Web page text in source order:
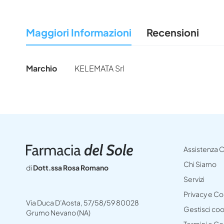
galleria
di
Maggiori Informazioni
Maggiori
Marchio KELEMATA Srl
Recensioni
di Dott.ssa Rosa Romano
Via Duca D’Aosta, 57/58/59 80028
Grumo Nevano (NA)
Assistenza
Chi Siamo
Servizi
Privacy e
Gestisci